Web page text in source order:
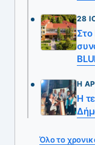
28
Η
Η
Όλο το